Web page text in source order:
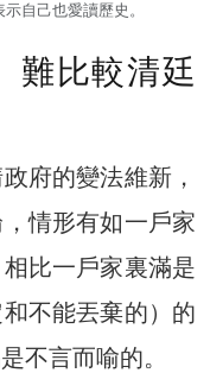
自己也愛讀歷史。
難比較清廷
府的變法維新，
情形有如一戶家
比一戶家裏滿是
不能丟棄的）的
不言而喻的。